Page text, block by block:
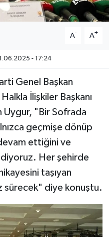
A- A+
- 17:24
Genel Başkan
İlişkiler Başkanı
Uygur, "Bir Sofrada
geçmişe dönüp
ettiğini ve
Her şehirde
taşıyan
sürecek" diye konuştu.